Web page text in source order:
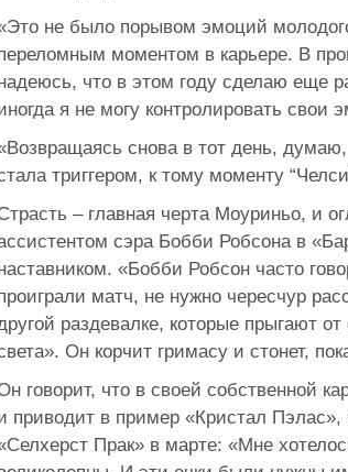
не было порывом эмоций
моментом в карьере. В
что в этом году сделаю еще
я не могу контролировать свои
снова в тот день,
триггером, к тому моменту
– главная черта Моуриньо, и
сэра Бобби Робсона в
«Бобби Робсон часто
матч, не нужно чересчур
раздевалке, которые прыгают
Он корчит гримасу и стонет,
говорит, что в своей собственной
приводит в пример «Кристал
Прак» в марте: «Мне